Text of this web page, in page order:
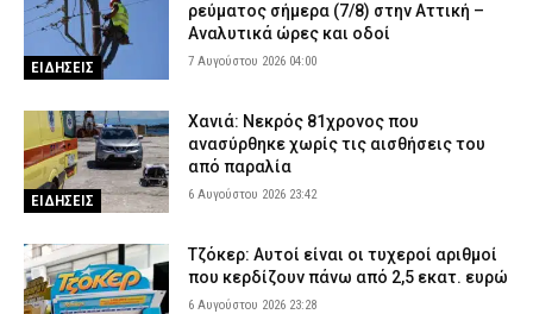
ΕΙΔΗΣΕΙΣ
ρεύματος σήμερα (7/8) στην Αττική –
Αναλυτικά ώρες και οδοί
7 Αυγούστου 2026 04:00
ΕΙΔΗΣΕΙΣ
Χανιά: Νεκρός 81χρονος που
ανασύρθηκε χωρίς τις αισθήσεις του
από παραλία
6 Αυγούστου 2026 23:42
Τζόκερ: Αυτοί είναι οι τυχεροί αριθμοί
που κερδίζουν πάνω από 2,5 εκατ. ευρώ
6 Αυγούστου 2026 23:28